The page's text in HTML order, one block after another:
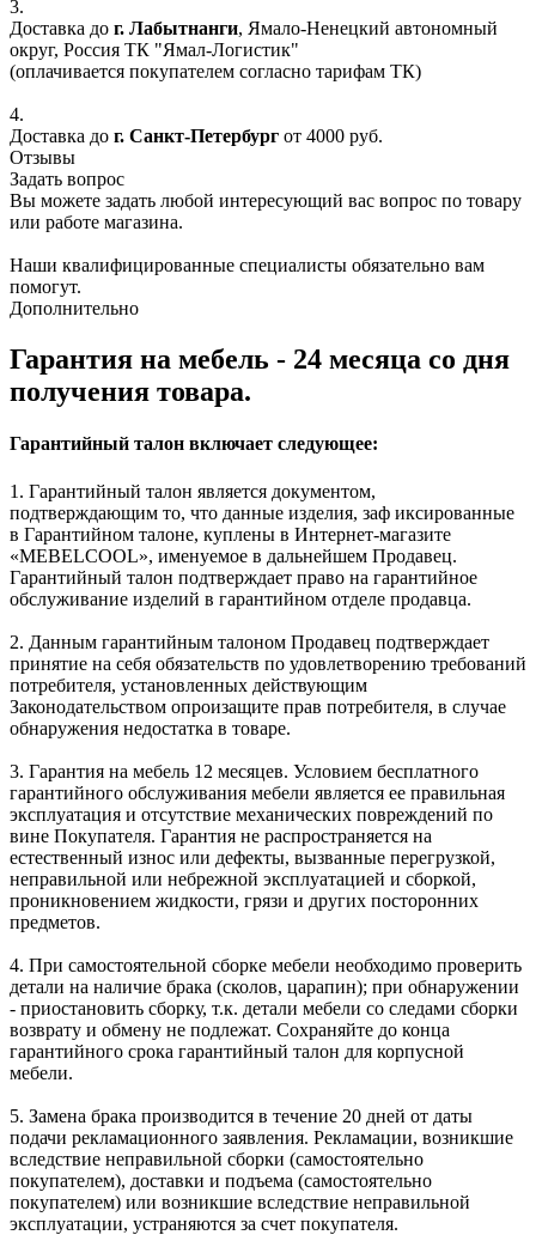
3.
Доставка до г. Лабытнанги, Ямало-Ненецкий автономный
округ, Россия ТК "Ямал-Логистик"
(оплачивается покупателем согласно тарифам ТК)
4.
Доставка до г. Санкт-Петербург от 4000 руб.
Отзывы
Задать вопрос
Вы можете задать любой интересующий вас вопрос по товару
или работе магазина.
Наши квалифицированные специалисты обязательно вам
помогут.
Дополнительно
Гарантия на мебель - 24 месяца со дня
получения товара.
Гарантийный талон включает следующее:
1. Гарантийный талон является документом,
подтверждающим то, что данные изделия, заф иксированные
в Гарантийном талоне, куплены в Интернет-магазите
«MEBELCOOL», именуемое в дальнейшем Продавец.
Гарантийный талон подтверждает право на гарантийное
обслуживание изделий в гарантийном отделе продавца.
2. Данным гарантийным талоном Продавец подтверждает
принятие на себя обязательств по удовлетворению требований
потребителя, установленных действующим
Законодательством опроизащите прав потребителя, в случае
обнаружения недостатка в товаре.
3. Гарантия на мебель 12 месяцев. Условием бесплатного
гарантийного обслуживания мебели является ее правильная
эксплуатация и отсутствие механических повреждений по
вине Покупателя. Гарантия не распространяется на
естественный износ или дефекты, вызванные перегрузкой,
неправильной или небрежной эксплуатацией и сборкой,
проникновением жидкости, грязи и других посторонних
предметов.
4. При самостоятельной сборке мебели необходимо проверить
детали на наличие брака (сколов, царапин); при обнаружении
- приостановить сборку, т.к. детали мебели со следами сборки
возврату и обмену не подлежат. Сохраняйте до конца
гарантийного срока гарантийный талон для корпусной
мебели.
5. Замена брака производится в течение 20 дней от даты
подачи рекламационного заявления. Рекламации, возникшие
вследствие неправильной сборки (самостоятельно
покупателем), доставки и подъема (самостоятельно
покупателем) или возникшие вследствие неправильной
эксплуатации, устраняются за счет покупателя.